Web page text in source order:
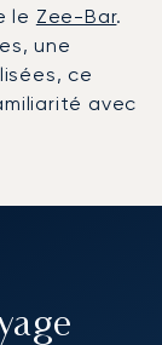
le Zee-Bar.
une
ce
avec